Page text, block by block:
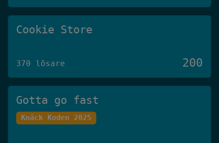
Cookie Store
370 lösare 200
Gotta go fast
Knäck Koden 2025